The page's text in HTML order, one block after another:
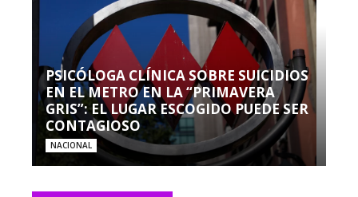
PSICÓLOGA CLÍNICA SOBRE SUICIDIOS
EN EL METRO EN LA “PRIMAVERA
GRIS”: EL LUGAR ESCOGIDO PUEDE SER
CONTAGIOSO
NACIONAL